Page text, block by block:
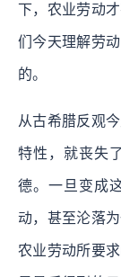
下，农业劳动
们今天理解劳
的。
从古希腊反观
特性，就丧失
德。一旦变成
动，甚至沦落
农业劳动所要